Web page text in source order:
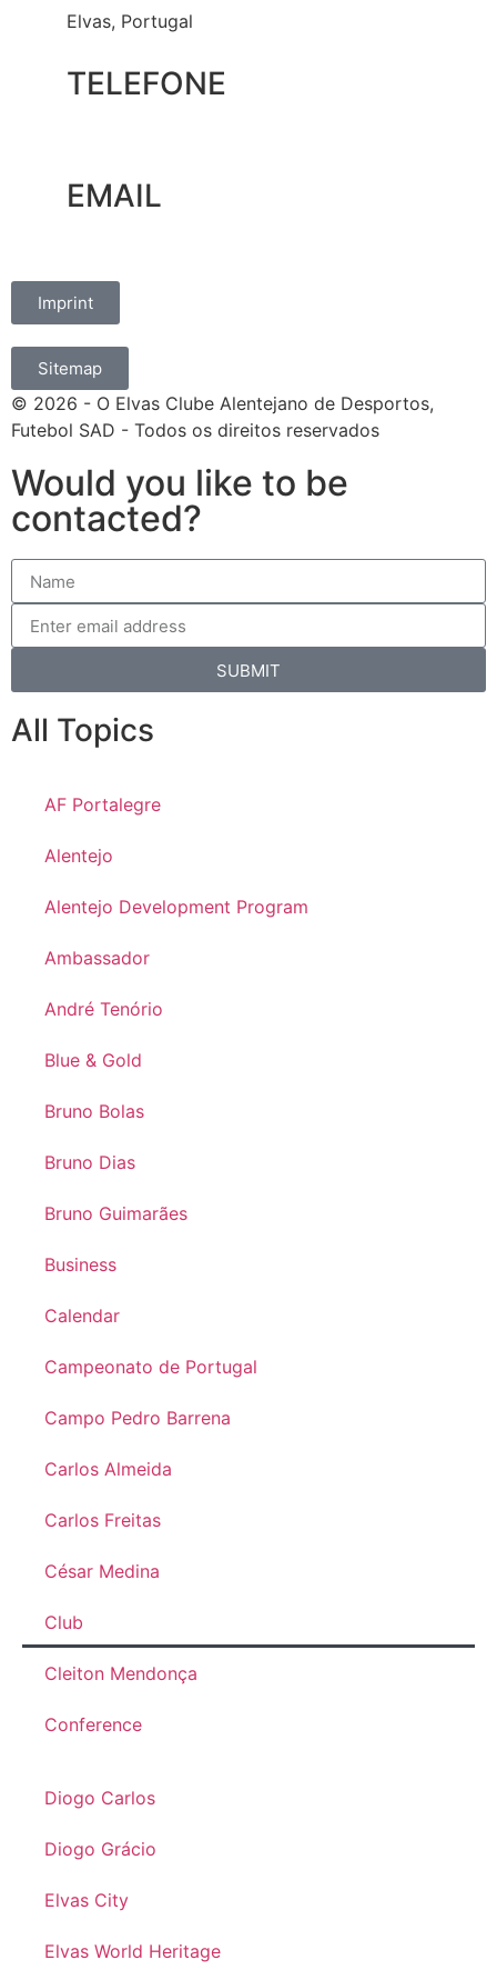
Elvas, Portugal
TELEFONE
EMAIL
Imprint
Sitemap
© 2026 - O Elvas Clube Alentejano de Desportos,
Futebol SAD - Todos os direitos reservados
Would you like to be
contacted?
SUBMIT
All Topics
AF Portalegre
Alentejo
Alentejo Development Program
Ambassador
André Tenório
Blue & Gold
Bruno Bolas
Bruno Dias
Bruno Guimarães
Business
Calendar
Campeonato de Portugal
Campo Pedro Barrena
Carlos Almeida
Carlos Freitas
César Medina
Club
Cleiton Mendonça
Conference
Diogo Carlos
Diogo Grácio
Elvas City
Elvas World Heritage